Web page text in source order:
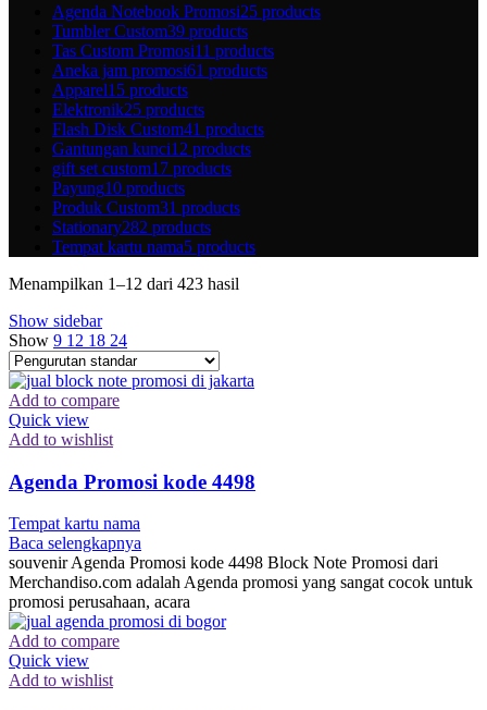
Agenda Notebook Promosi25 products
Tumbler Custom39 products
Tas Custom Promosi11 products
Aneka jam promosi61 products
Apparel15 products
Elektronik25 products
Flash Disk Custom41 products
Gantungan kunci12 products
gift set custom17 products
Payung10 products
Produk Custom31 products
Stationary282 products
Tempat kartu nama5 products
Menampilkan 1–12 dari 423 hasil
Show sidebar
Show 9 12 18 24
Add to compare
Quick view
Add to wishlist
Agenda Promosi kode 4498
Tempat kartu nama
Baca selengkapnya
souvenir Agenda Promosi kode 4498 Block Note Promosi dari
Merchandiso.com adalah Agenda promosi yang sangat cocok untuk
promosi perusahaan, acara
Add to compare
Quick view
Add to wishlist